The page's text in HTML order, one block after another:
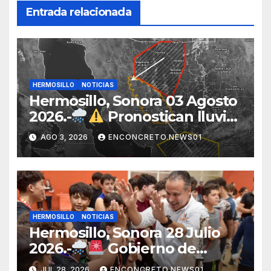
Entrada relacionada
HERMOSILLO NOTICIAS
Hermosillo, Sonora 03 Agosto
2026.-
Pronostican lluvias
para Hermosillo esta noche;
norte de Sonora registra
mayor potencial de
tormentas
AGO 3, 2026 ENCONCRETO.NEWS01
HERMOSILLO NOTICIAS
Hermosillo, Sonora 28 Julio
2026.-
Gobierno de
Hermosillo mantiene